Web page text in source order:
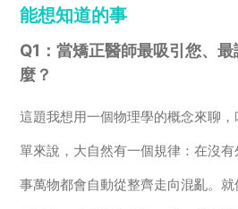
能想知道的事
Q1：當矯正醫師最吸引您、
麼？
這題我想用一個物理學的概念來聊
單來說，大自然有一個規律：在沒
事萬物都會自動從整齊走向混亂。就